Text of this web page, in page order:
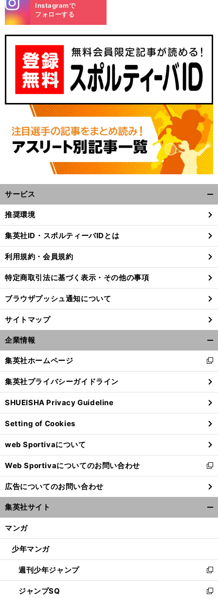
前
へ
m
Instagramで
フォローする
サービス
閉
る
推奨環境
集英社ID・スポルティーバIDとは
利用規約・会員規約
特定商取引法に基づく表示・その他の事項
ブラウザプッシュ通知について
サイトマップ
企業情報
閉
る
集英社ホームページ
新
し
い
ウ
ィ
ン
ド
ウ
で
開
く
集英社プライバシーガイドライン
SHUEISHA Privacy Guideline
Setting of Cookies
web Sportivaについて
Web Sportivaについてのお問い合わせ
新
し
い
ウ
ィ
ン
ウ
開
く
広告についてのお問い合わせ
集英社サイト
マンガ
少年マンガ
週刊少年ジャンプ
新
し
い
ジャンプSQ
新